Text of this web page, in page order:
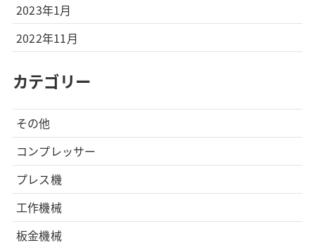
2023年1月
2022年11月
カテゴリー
その他
コンプレッサー
プレス機
工作機械
板金機械